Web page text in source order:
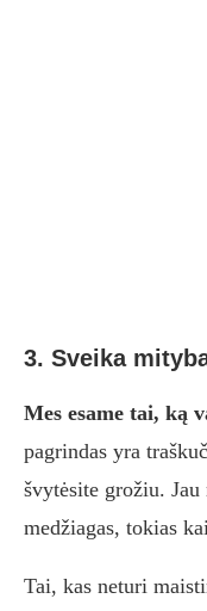
3. Sveika
Mes esame tai, ką
pagrindas yra
švytėsite grožiu.
medžiagas, tokias
Tai, kas neturi